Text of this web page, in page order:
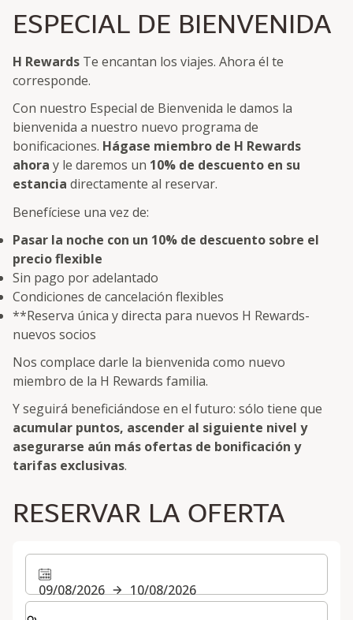
ESPECIAL DE BIENVENIDA
H Rewards Te encantan los viajes. Ahora él te
corresponde.
Con nuestro Especial de Bienvenida le damos la
bienvenida a nuestro nuevo programa de
bonificaciones. Hágase miembro de H Rewards
ahora y le daremos un 10% de descuento en su
estancia directamente al reservar.
Benefíciese una vez de:
Pasar la noche con un 10% de descuento sobre el
precio flexible
Sin pago por adelantado
Condiciones de cancelación flexibles
**Reserva única y directa para nuevos H Rewards-
nuevos socios
Nos complace darle la bienvenida como nuevo
miembro de la H Rewards familia.
Y seguirá beneficiándose en el futuro: sólo tiene que
acumular puntos, ascender al siguiente nivel y
asegurarse aún más ofertas de bonificación y
tarifas exclusivas.
RESERVAR LA OFERTA
09/08/2026
10/08/2026
Seleccione el número de habitaciones y huéspedes